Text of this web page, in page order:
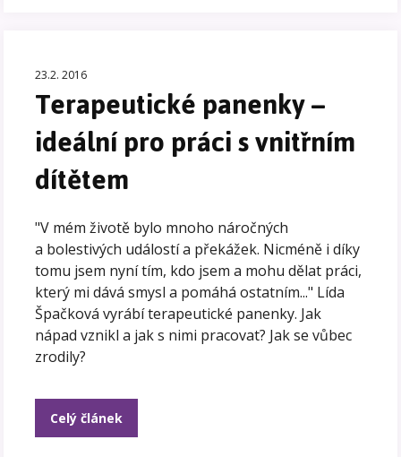
23.2. 2016
Terapeutické panenky –
ideální pro práci s vnitřním
dítětem
"V mém životě bylo mnoho náročných
a bolestivých událostí a překážek. Nicméně i díky
tomu jsem nyní tím, kdo jsem a mohu dělat práci,
který mi dává smysl a pomáhá ostatním..." Lída
Špačková vyrábí terapeutické panenky. Jak
nápad vznikl a jak s nimi pracovat? Jak se vůbec
zrodily?
Celý článek